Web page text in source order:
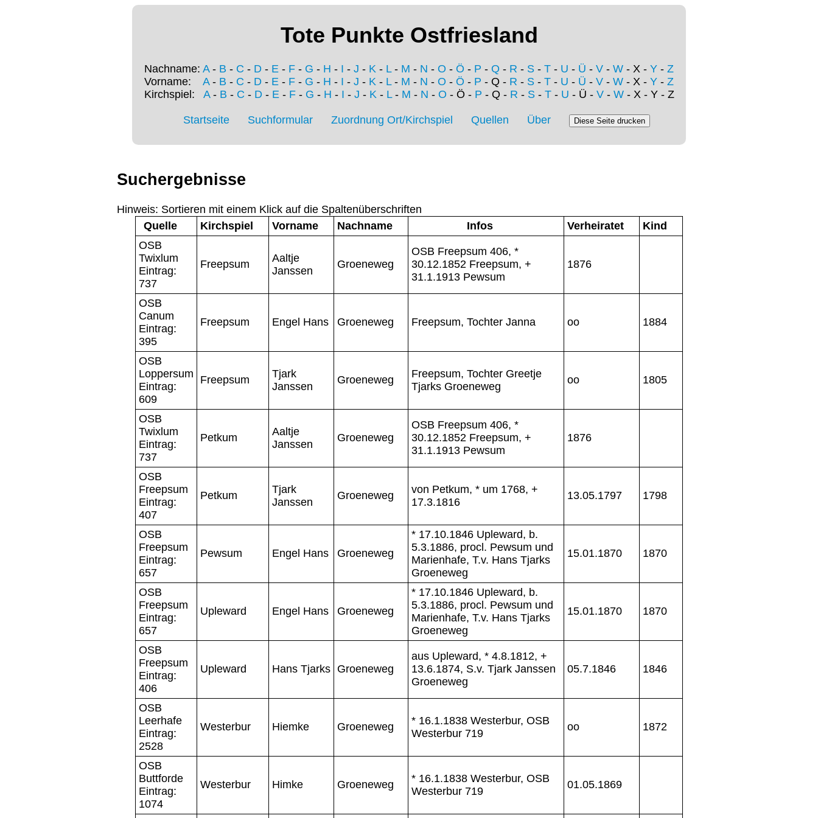
Tote Punkte Ostfriesland
Nachname: A- B - C - D - E - F - G - H - I - J - K - L- M - N - O - Ö - P - Q - R - S - T - U - Ü - V - W - X - Y - Z
Vorname: A- B - C - D - E - F - G - H - I - J - K - L- M - N - O - Ö - P - Q - R - S - T - U - Ü - V - W - X - Y - Z
Kirchspiel: A- B - C - D- E- F- G - H - I - J - K- L- M - N - O - Ö - P - Q - R - S- T- U - Ü - V- W- X - Y - Z
Startseite Suchformular Zuordnung Ort/Kirchspiel Quellen Über
Suchergebnisse
Hinweis: Sortieren mit einem Klick auf die Spaltenüberschriften
Quelle
Kirchspiel Vorname Nachname Infos Verheiratet
Kind
OSB
Twixlum
Eintrag:
737
Freepsum
Aaltje
Janssen
Groeneweg
OSB Freepsum 406, *
30.12.1852 Freepsum, +
31.1.1913 Pewsum
1876
OSB
Canum
Eintrag:
395
Freepsum Engel Hans Groeneweg Freepsum, Tochter Janna oo 1884
OSB
Loppersum
Eintrag:
609
Freepsum
Tjark
Janssen
Groeneweg
Freepsum, Tochter Greetje
Tjarks Groeneweg
oo 1805
OSB
Twixlum
Eintrag:
737
Petkum
Aaltje
Janssen
Groeneweg
OSB Freepsum 406, *
30.12.1852 Freepsum, +
31.1.1913 Pewsum
1876
OSB
Freepsum
Eintrag:
407
Petkum
Tjark
Janssen
Groeneweg
von Petkum, * um 1768, +
17.3.1816
13.05.1797 1798
OSB
Freepsum
Eintrag:
657
Pewsum Engel Hans Groeneweg
* 17.10.1846 Upleward, b.
5.3.1886, procl. Pewsum und
Marienhafe, T.v. Hans Tjarks
Groeneweg
15.01.1870 1870
OSB
Freepsum
Eintrag:
657
Upleward Engel Hans Groeneweg
* 17.10.1846 Upleward, b.
5.3.1886, procl. Pewsum und
Marienhafe, T.v. Hans Tjarks
Groeneweg
15.01.1870 1870
OSB
Freepsum
Eintrag:
406
Upleward Hans Tjarks Groeneweg
aus Upleward, * 4.8.1812, +
13.6.1874, S.v. Tjark Janssen
Groeneweg
05.7.1846 1846
OSB
Leerhafe
Eintrag:
2528
Westerbur Hiemke Groeneweg
* 16.1.1838 Westerbur, OSB
Westerbur 719
oo 1872
OSB
Buttforde
Eintrag:
1074
Westerbur Himke Groeneweg
* 16.1.1838 Westerbur, OSB
Westerbur 719
01.05.1869